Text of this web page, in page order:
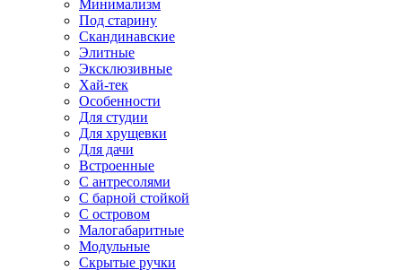
Минимализм
Под старину
Скандинавские
Элитные
Эксклюзивные
Хай-тек
Особенности
Для студии
Для хрущевки
Для дачи
Встроенные
С антресолями
С барной стойкой
С островом
Малогабаритные
Модульные
Скрытые ручки